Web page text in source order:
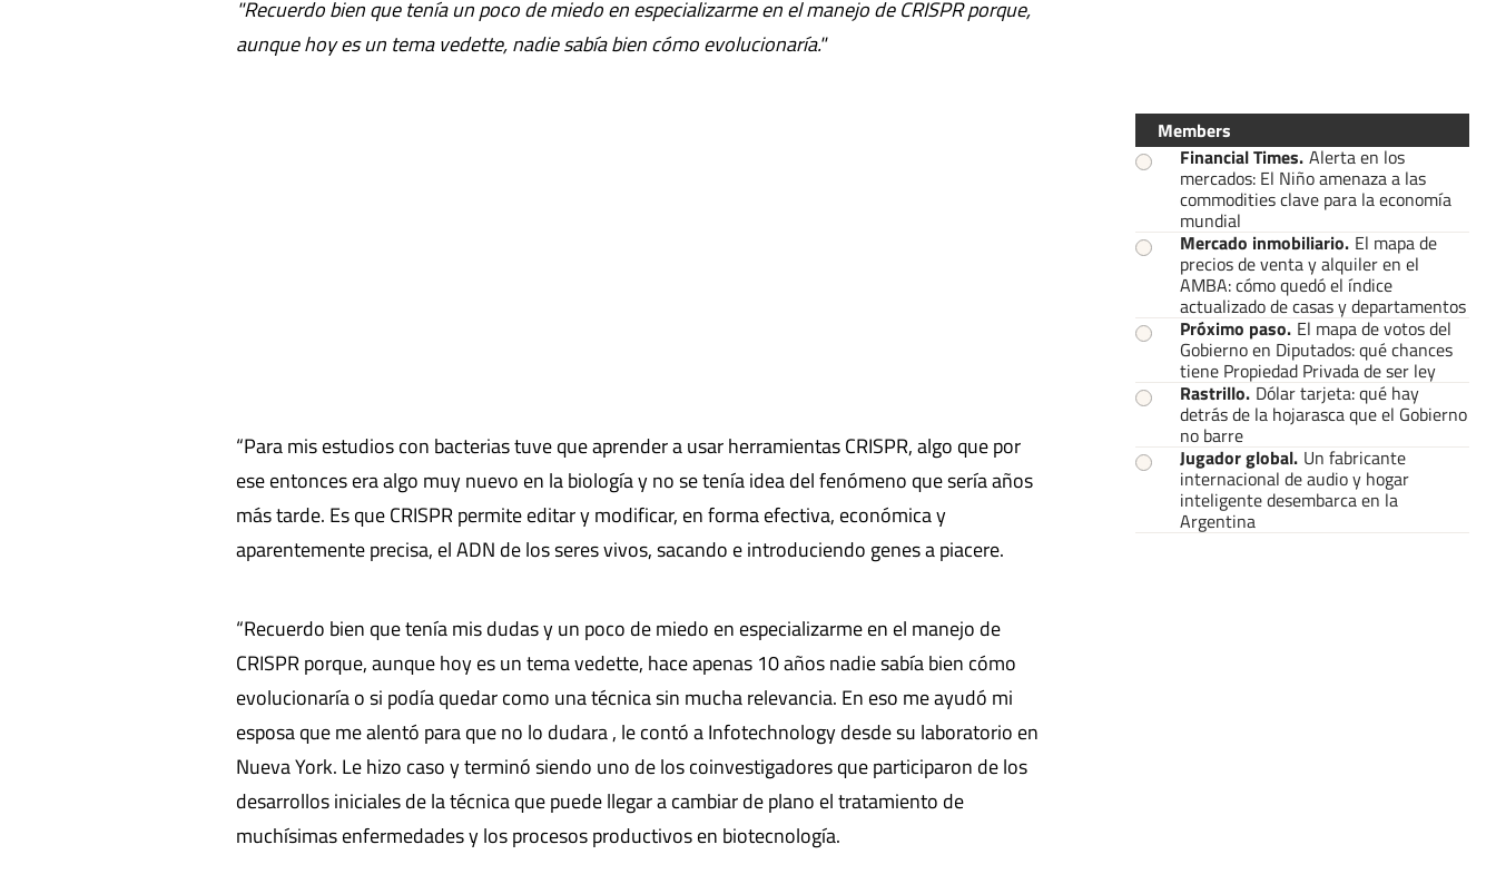
"Recuerdo bien que tenía un poco de miedo en especializarme en el manejo de CRISPR porque,
aunque hoy es un tema vedette, nadie sabía bien cómo evolucionaría."
“Para mis estudios con bacterias tuve que aprender a usar herramientas CRISPR, algo que por
ese entonces era algo muy nuevo en la biología y no se tenía idea del fenómeno que sería años
más tarde. Es que CRISPR permite editar y modificar, en forma efectiva, económica y
aparentemente precisa, el ADN de los seres vivos, sacando e introduciendo genes a piacere.
“Recuerdo bien que tenía mis dudas y un poco de miedo en especializarme en el manejo de
CRISPR porque, aunque hoy es un tema vedette, hace apenas 10 años nadie sabía bien cómo
evolucionaría o si podía quedar como una técnica sin mucha relevancia. En eso me ayudó mi
esposa que me alentó para que no lo dudara , le contó a Infotechnology desde su laboratorio en
Nueva York. Le hizo caso y terminó siendo uno de los coinvestigadores que participaron de los
desarrollos iniciales de la técnica que puede llegar a cambiar de plano el tratamiento de
muchísimas enfermedades y los procesos productivos en biotecnología.
Members
Financial Times. Alerta en los
mercados: El Niño amenaza a las
commodities clave para la economía
mundial
Mercado inmobiliario. El mapa de
precios de venta y alquiler en el
AMBA: cómo quedó el índice
actualizado de casas y departamentos
Próximo paso. El mapa de votos del
Gobierno en Diputados: qué chances
tiene Propiedad Privada de ser ley
Rastrillo. Dólar tarjeta: qué hay
detrás de la hojarasca que el Gobierno
no barre
Jugador global. Un fabricante
internacional de audio y hogar
inteligente desembarca en la
Argentina